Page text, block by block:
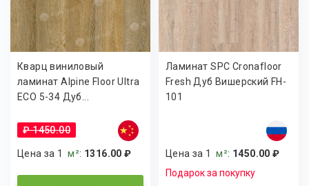
Кварц виниловый
ламинат Alpine Floor Ultra
ECO 5-34 Дуб...
₽ 1450.00
Цена за 1м²: 1316.00 ₽
Ламинат SPC Cronafloor
Fresh Дуб Вишерский FH-
101
Цена за 1м²: 1450.00 ₽
Подарок за покупку